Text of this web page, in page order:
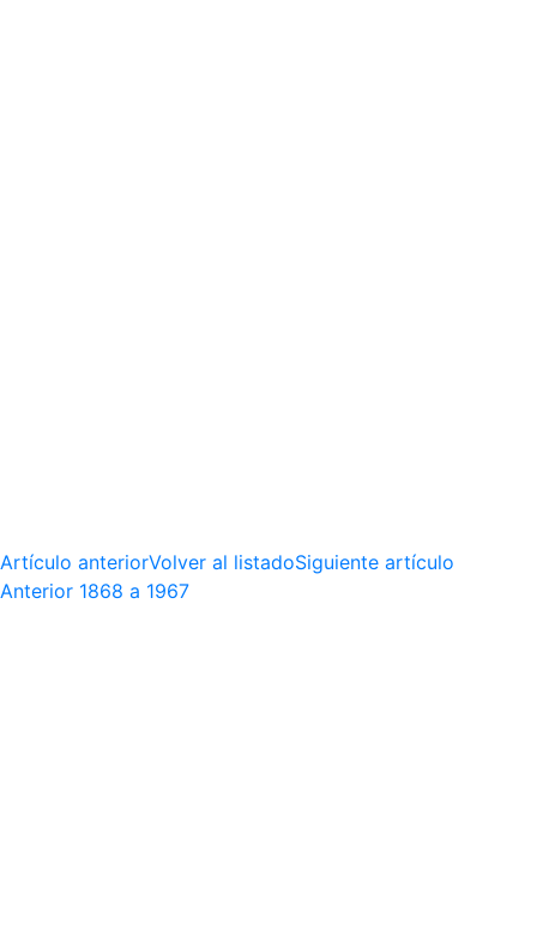
Artículo anteriorVolver al listadoSiguiente artículo
Anterior 1868 a 1967